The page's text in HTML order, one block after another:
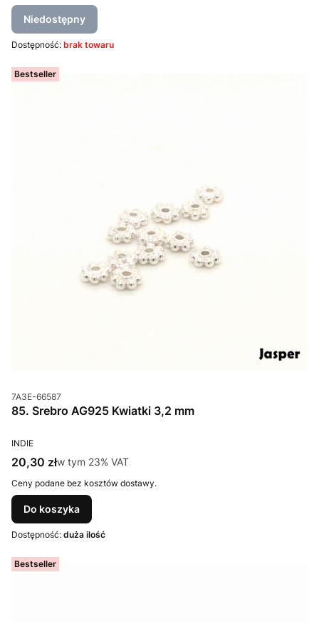
Niedostępny
Dostępność: brak towaru
Bestseller
Kod produktu
7A3E-66587
85. Srebro AG925 Kwiatki 3,2 mm
PRODUCENT
INDIE
Cena brutto
20,30 złw tym %s VAT
w tym 23% VAT
Ceny podane bez kosztów dostawy.
Do koszyka
Dostępność: duża ilość
Bestseller